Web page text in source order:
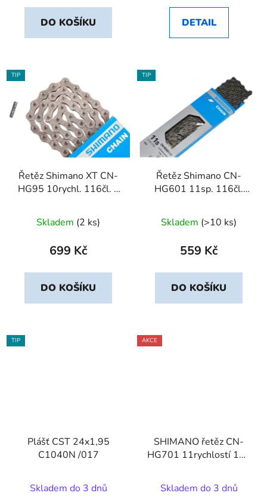
DO KOŠÍKU DETAIL
TIP
Řetěz Shimano XT CN-
HG95 10rychl. 116čl. s
Skladem (2 ks)
699 Kč
DO KOŠÍKU
TIP
Řetěz Shimano CN-
HG601 11sp. 116čl.
Skladem (>10 ks)
559 Kč
DO KOŠÍKU
TIP
Plášť CST 24x1,95
C1040N /017
Skladem do 3 dnů
AKCE
SHIMANO řetěz CN-
HG701 11rychlostí 116
Skladem do 3 dnů